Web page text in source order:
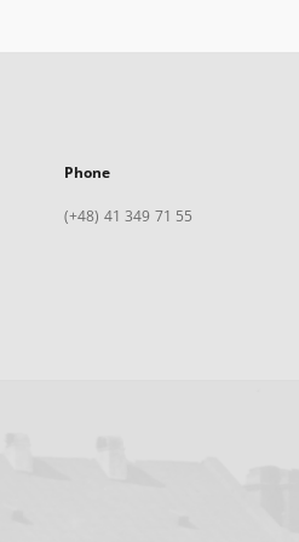
Phone
(+48) 41 349 71 55